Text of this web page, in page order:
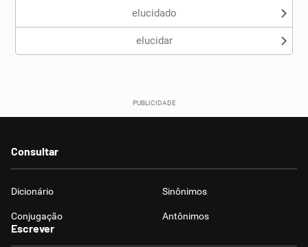
Sinônimos
elucidado
elucidar
Consultar
Dicionário Sinônimos
Conjugação Antônimos
Escrever